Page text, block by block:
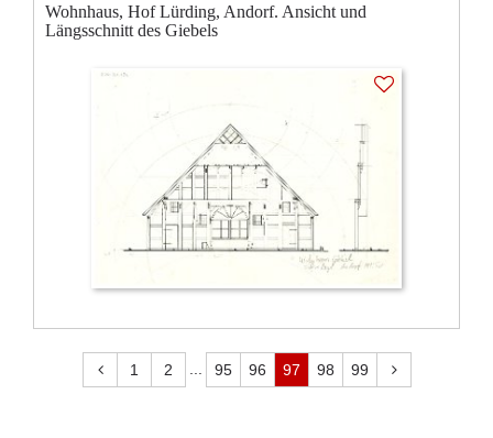
Wohnhaus, Hof Lürding, Andorf. Ansicht und
Längsschnitt des Giebels
1 2 95 96 97 98 99